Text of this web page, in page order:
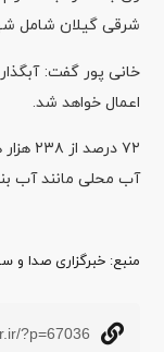
شرقی گیلان شامل شهرستان‌های
خانی پور گفت:
اعمال خواهد شد.
آب محلی مانند آب
منبع‌: خبرگزاری صدا و
?p=67036